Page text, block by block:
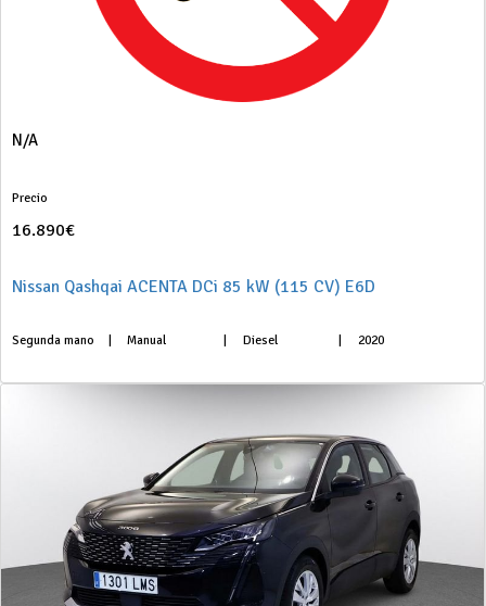
N/A
Precio
16.890€
Nissan Qashqai ACENTA DCi 85 kW (115 CV) E6D
Segunda mano Manual Diesel 2020